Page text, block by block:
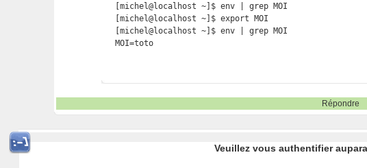
[michel@localhost ~]$ env | grep MOI
[michel@localhost ~]$ export MOI
[michel@localhost ~]$ env | grep MOI
MOI=toto
Répondre
Veuillez vous authentifier